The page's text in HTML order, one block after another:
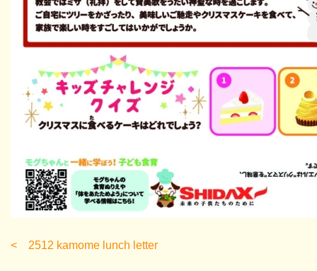
2512 kamome lunch letter